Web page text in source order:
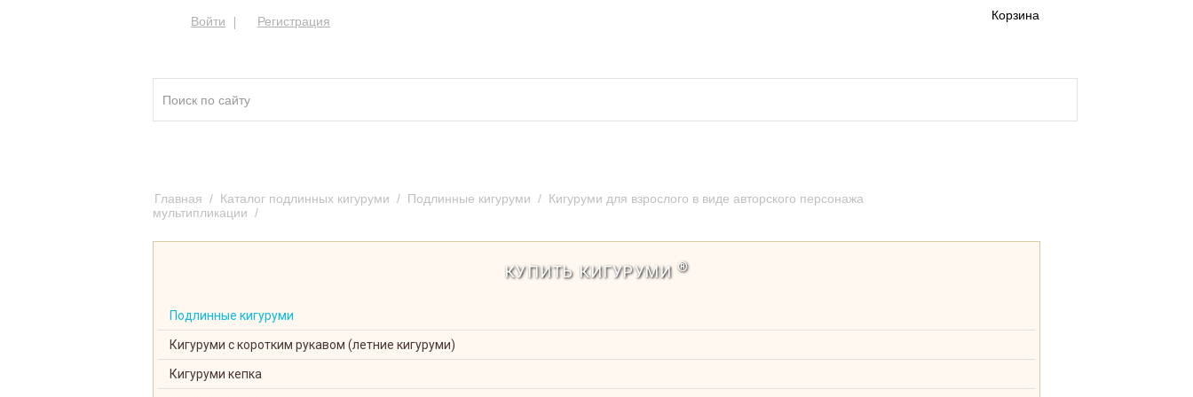
Войти Регистрация Корзина
Главная / Каталог подлинных кигуруми / Подлинные кигуруми / Кигуруми для взрослого в виде авторского персонажа
мультипликации /
КУПИТЬ КИГУРУМИ ®
Подлинные кигуруми
Кигуруми с коротким рукавом (летние кигуруми)
Кигуруми кепка